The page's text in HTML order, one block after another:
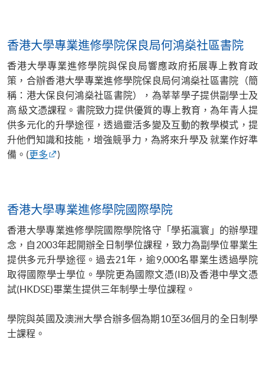
香港大學專業進修學院保良局何鴻燊社區書院
香港大學專業進修學院與保良局響應政府拓展專上教育政
策，合辦香港大學專業進修學院保良局何鴻燊社區書院（簡
稱：港大保良何鴻燊社區書院），為莘莘學子提供副學士及
高 級文憑課程。書院致力提供優質的專上教育，為年青人提
供多元化的升學途徑，透過靈活多變及互動的教學模式，提
升他們知識和技能，增強競爭力，為將來升學及就業作好準
備。 (更多 )
香港大學專業進修學院國際學院
香港大學專業進修學院國際學院恪守「學拓瀛寰」的辦學理
念，自2003年起開辦全日制學位課程，致力為副學位畢業生
提供多元升學途徑。過去21年，逾9,000名畢業生透過學院
取得國際學士學位。學院更為國際文憑(IB)及香港中學文憑
試(HKDSE)畢業生提供三年制學士學位課程。
學院與英國及澳洲大學合辦多個為期10至36個月的全日制學
士課程。